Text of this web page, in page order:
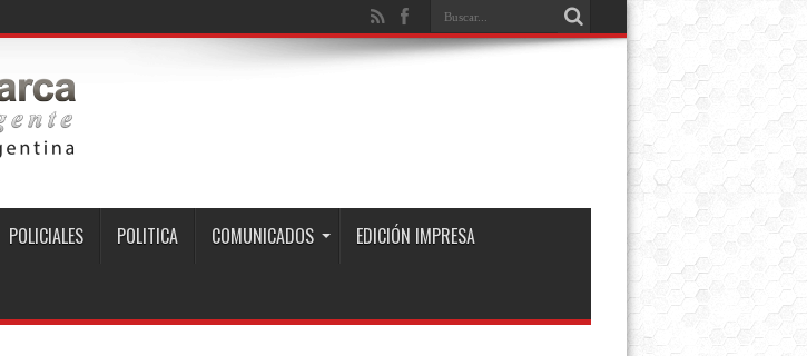
POLICIALES POLITICA COMUNICADOS EDICIÓN IMPRESA